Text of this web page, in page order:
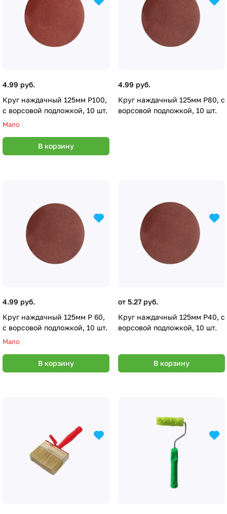
4.99 руб.
Круг наждачный 125мм Р100,
с ворсовой подложкой, 10 шт.
Мало
В корзину
4.99 руб.
Круг наждачный 125мм Р80, с
ворсовой подложкой, 10 шт.
4.99 руб.
Круг наждачный 125мм Р 60,
с ворсовой подложкой, 10 шт.
Мало
В корзину
от 5.27 руб.
Круг наждачный 125мм Р40, с
ворсовой подложкой, 10 шт.
В корзину